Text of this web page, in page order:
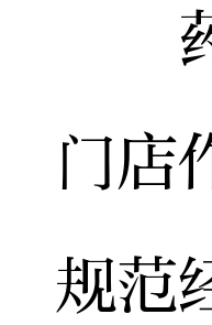
药
门店
规范